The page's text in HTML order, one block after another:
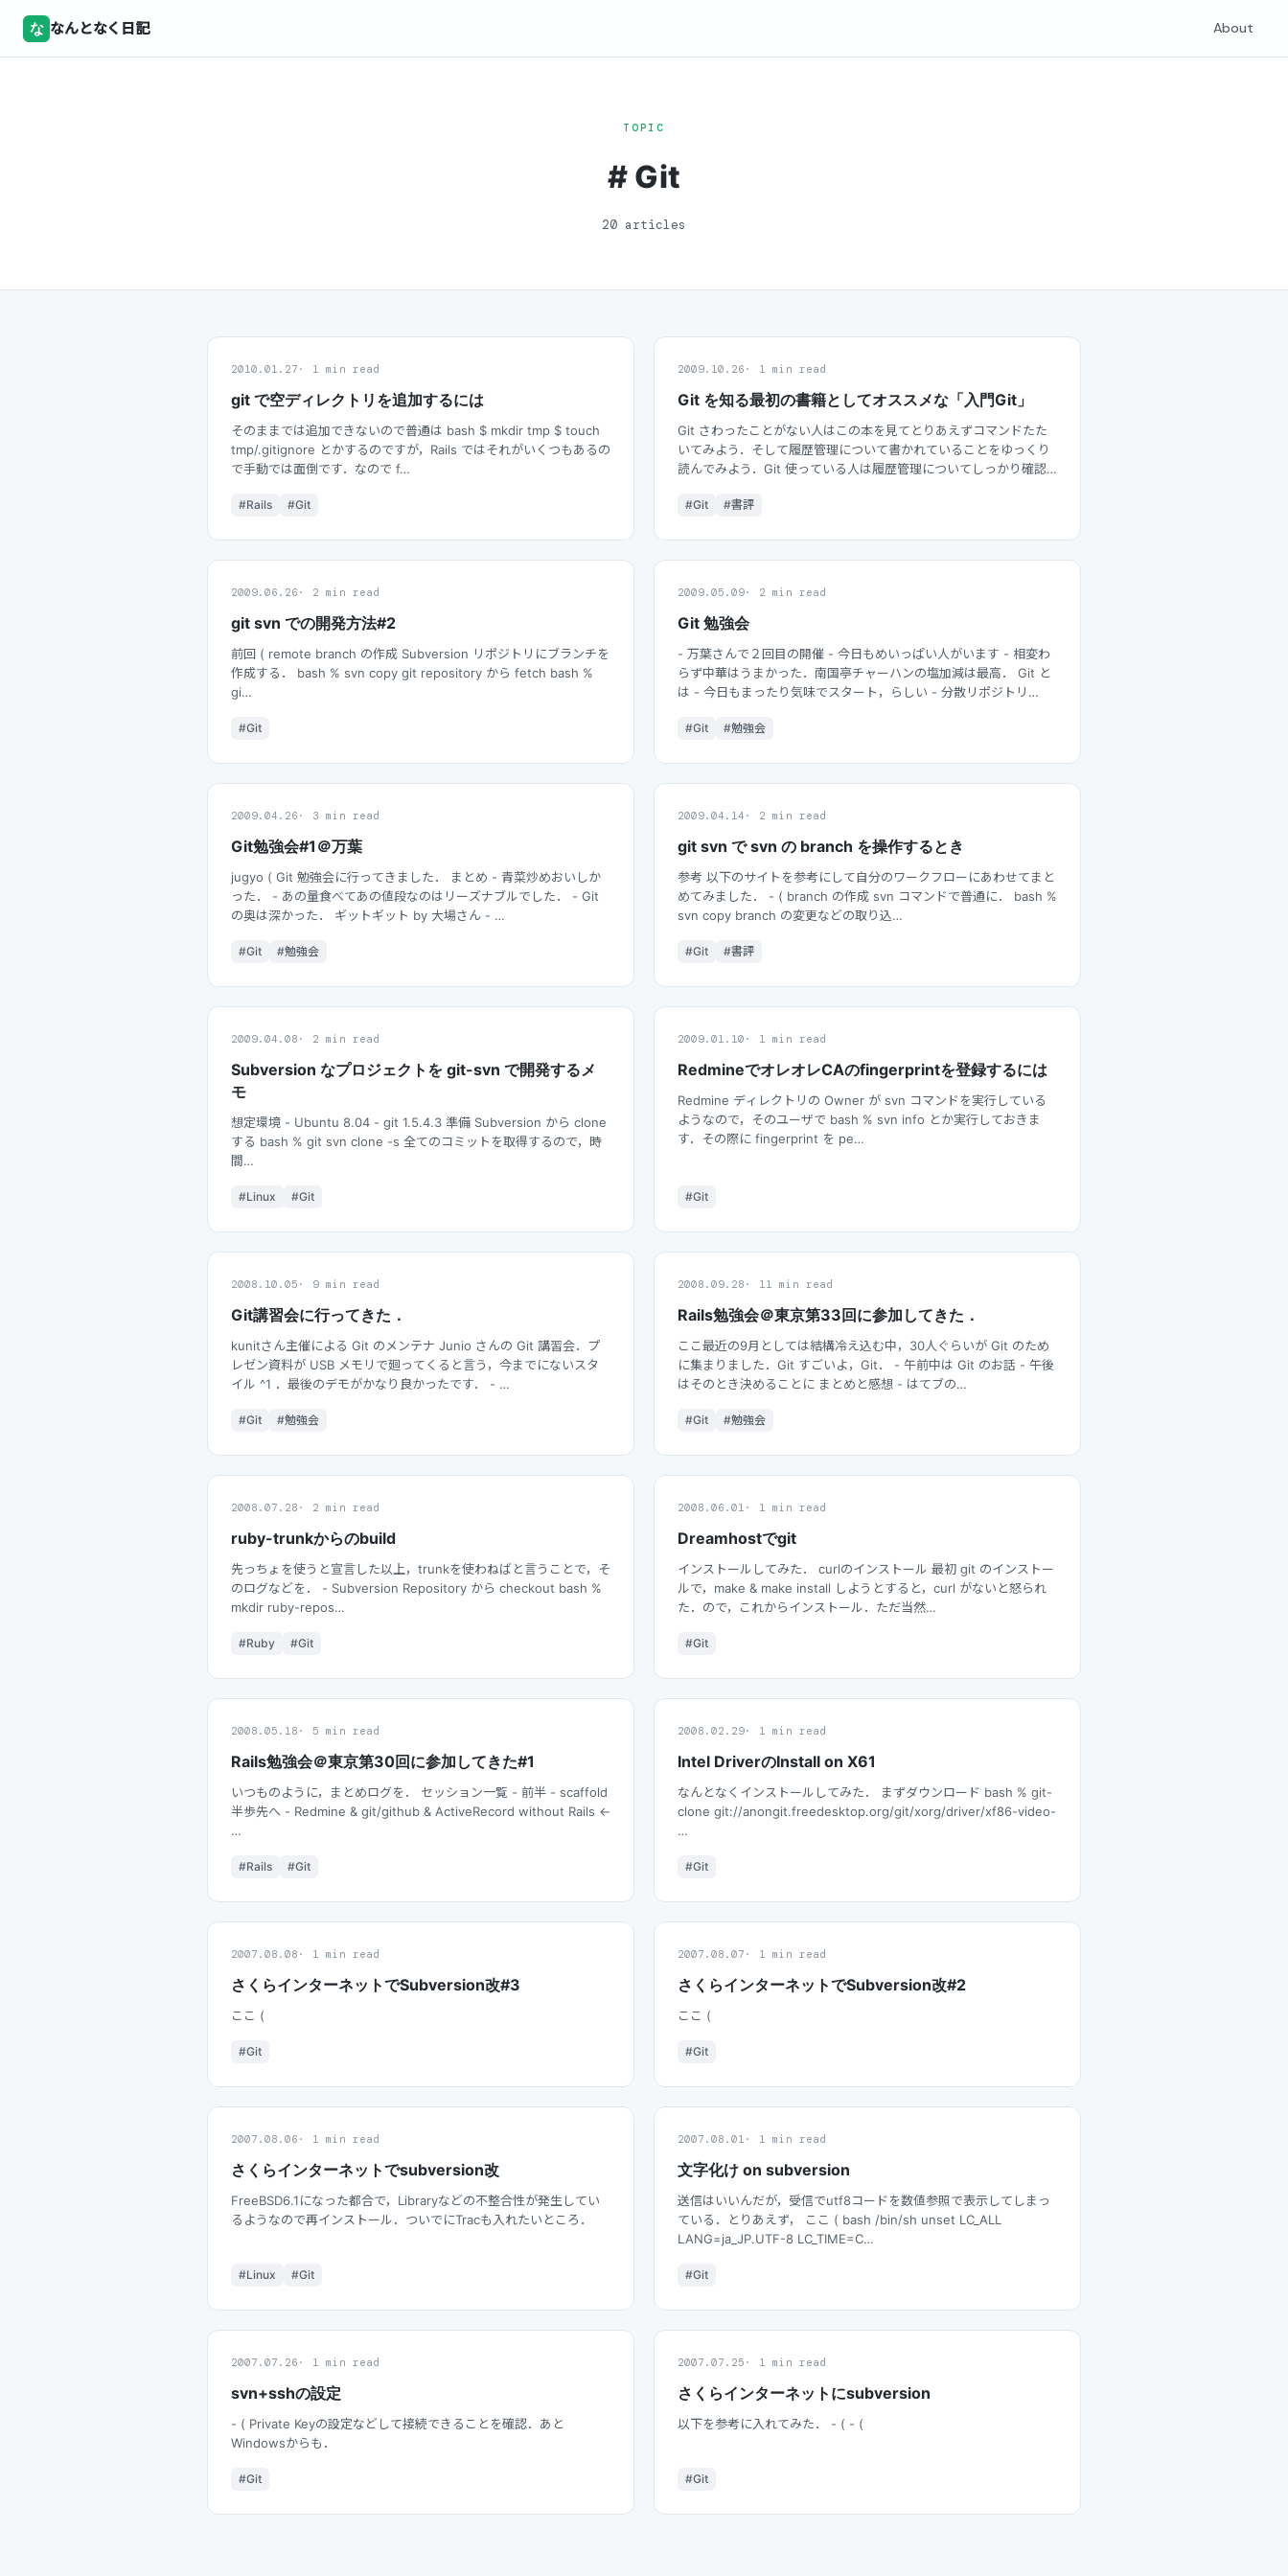
な なんとなく日記 About
TOPIC
# Git
20 articles
2010.01.27 1 min read
git で空ディレクトリを追加するには
そのままでは追加できないので普通は bash $ mkdir tmp $ touch
tmp/.gitignore とかするのですが，Rails ではそれがいくつもあるの
で手動では面倒です．なので f…
#Rails #Git
2009.10.26 1 min read
Git を知る最初の書籍としてオススメな「入門Git」
Git さわったことがない人はこの本を見てとりあえずコマンドたた
いてみよう．そして履歴管理について書かれていることをゆっくり
読んでみよう．Git 使っている人は履歴管理についてしっかり確認
#Git #書評
2009.06.26 2 min read
git svn での開発方法#2
前回 ( remote branch の作成 Subversion リポジトリにブランチを
作成する． bash % svn copy git repository から fetch bash %
gi…
#Git
2009.05.09 2 min read
Git 勉強会
- 万葉さんで２回目の開催 - 今日もめいっぱい人がいます - 相変わ
らず中華はうまかった．南国亭チャーハンの塩加減は最高． Git と
は - 今日もまったり気味でスタート，らしい - 分散リポジトリ…
#Git #勉強会
2009.04.26 3 min read
Git勉強会#1＠万葉
jugyo ( Git 勉強会に行ってきました． まとめ - 青菜炒めおいしか
った． - あの量食べてあの値段なのはリーズナブルでした． - Git
の奥は深かった． ギットギット by 大場さん - …
#Git #勉強会
2009.04.14 2 min read
git svn で svn の branch を操作するとき
参考 以下のサイトを参考にして自分のワークフローにあわせてまと
めてみました． - ( branch の作成 svn コマンドで普通に． bash %
svn copy branch の変更などの取り込…
#Git #書評
2009.04.08 2 min read
Subversion なプロジェクトを git-svn で開発するメ
モ
想定環境 - Ubuntu 8.04 - git 1.5.4.3 準備 Subversion から clone
する bash % git svn clone -s 全てのコミットを取得するので，時
間…
#Linux #Git
2009.01.10 1 min read
RedmineでオレオレCAのfingerprintを登録するには
Redmine ディレクトリの Owner が svn コマンドを実行している
ようなので，そのユーザで bash % svn info とか実行しておきま
す．その際に fingerprint を pe…
#Git
2008.10.05 9 min read
Git講習会に行ってきた．
kunitさん主催による Git のメンテナ Junio さんの Git 講習会．プ
レゼン資料が USB メモリで廻ってくると言う，今までにないスタ
イル ^1 ．最後のデモがかなり良かったです． - …
#Git #勉強会
2008.09.28 11 min read
Rails勉強会＠東京第33回に参加してきた．
ここ最近の9月としては結構冷え込む中，30人ぐらいが Git のため
に集まりました．Git すごいよ，Git． - 午前中は Git のお話 - 午後
はそのとき決めることに まとめと感想 - はてブの…
#Git #勉強会
2008.07.28 2 min read
ruby-trunkからのbuild
先っちょを使うと宣言した以上，trunkを使わねばと言うことで，そ
のログなどを． - Subversion Repository から checkout bash %
mkdir ruby-repos…
#Ruby #Git
2008.06.01 1 min read
Dreamhostでgit
インストールしてみた． curlのインストール 最初 git のインストー
ルで，make & make install しようとすると，curl がないと怒られ
た．ので，これからインストール．ただ当然…
#Git
2008.05.18 5 min read
Rails勉強会＠東京第30回に参加してきた#1
いつものように，まとめログを． セッション一覧 - 前半 - scaffold
半歩先へ - Redmine & git/github & ActiveRecord without Rails <-
…
#Rails #Git
2008.02.29 1 min read
Intel DriverのInstall on X61
なんとなくインストールしてみた． まずダウンロード bash % git-
clone git://anongit.freedesktop.org/git/xorg/driver/xf86-video-
…
#Git
2007.08.08 1 min read
さくらインターネットでSubversion改#3
ここ (
#Git
2007.08.07 1 min read
さくらインターネットでSubversion改#2
ここ (
#Git
2007.08.06 1 min read
さくらインターネットでsubversion改
FreeBSD6.1になった都合で，Libraryなどの不整合性が発生してい
るようなので再インストール．ついでにTracも入れたいところ．
#Linux #Git
2007.08.01 1 min read
文字化け on subversion
送信はいいんだが，受信でutf8コードを数値参照で表示してしまっ
ている．とりあえず， ここ ( bash /bin/sh unset LC_ALL
LANG=ja_JP.UTF-8 LC_TIME=C…
#Git
2007.07.26 1 min read
svn+sshの設定
- ( Private Keyの設定などして接続できることを確認．あと
Windowsからも．
#Git
2007.07.25 1 min read
さくらインターネットにsubversion
以下を参考に入れてみた． - ( - (
#Git